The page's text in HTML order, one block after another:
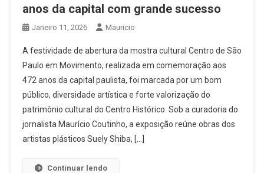
anos da capital com grande sucesso
Janeiro 11, 2026 Mauricio
A festividade de abertura da mostra cultural Centro de São
Paulo em Movimento, realizada em comemoração aos
472 anos da capital paulista, foi marcada por um bom
público, diversidade artística e forte valorização do
patrimônio cultural do Centro Histórico. Sob a curadoria do
jornalista Maurício Coutinho, a exposição reúne obras dos
artistas plásticos Suely Shiba, […]
Continuar lendo